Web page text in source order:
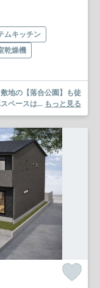
ムキッチン
乾燥機
地の【落合公園】も徒
ペースは... もっと見る